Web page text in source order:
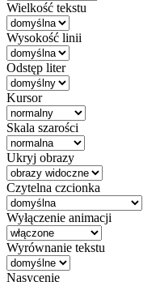
Wielkość tekstu
Wysokość linii
Odstęp liter
Kursor
Skala szarości
Ukryj obrazy
Czytelna czcionka
Wyłączenie animacji
Wyrównanie tekstu
Nasycenie